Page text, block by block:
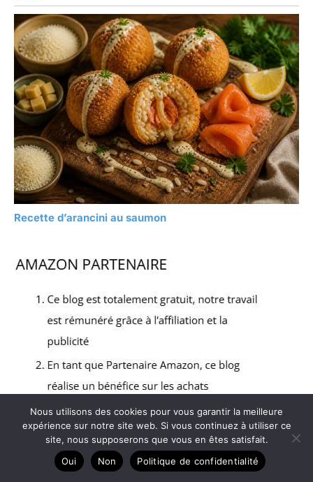
Recette d’arancini au saumon
Nous utilisons des cookies pour vous garantir la meilleure
expérience sur notre site web. Si vous continuez à utiliser ce
site, nous supposerons que vous en êtes satisfait.
Oui
Non Politique de confidentialité